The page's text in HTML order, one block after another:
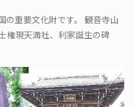
の重要文化財です。 観音寺山
権現天満社、利家誕生の碑